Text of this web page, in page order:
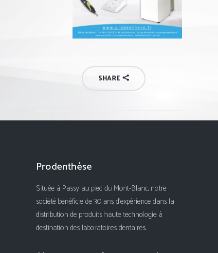
SHARE
Prodenthèse
Située à Passy au pied du Mont-Blanc, notre
société bénéficie de 30 ans d'expérience dans la
distribution de produits haute technologie à
destination des laboratoires dentaires.